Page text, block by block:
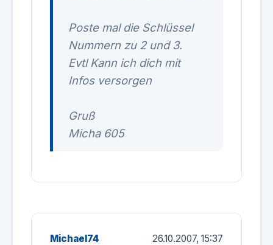
Poste mal die Schlüssel
Nummern zu 2 und 3.
Evtl Kann ich dich mit
Infos versorgen
Gruß
Micha 605
Michael74 26.10.2007, 15:37